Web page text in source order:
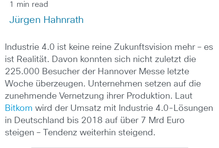
1 min read
Jürgen Hahnrath
Industrie 4.0 ist keine reine Zukunftsvision mehr – es
ist Realität. Davon konnten sich nicht zuletzt die
225.000 Besucher der Hannover Messe letzte
Woche überzeugen. Unternehmen setzen auf die
zunehmende Vernetzung ihrer Produktion. Laut
Bitkom wird der Umsatz mit Industrie 4.0-Lösungen
in Deutschland bis 2018 auf über 7 Mrd Euro
steigen – Tendenz weiterhin steigend.